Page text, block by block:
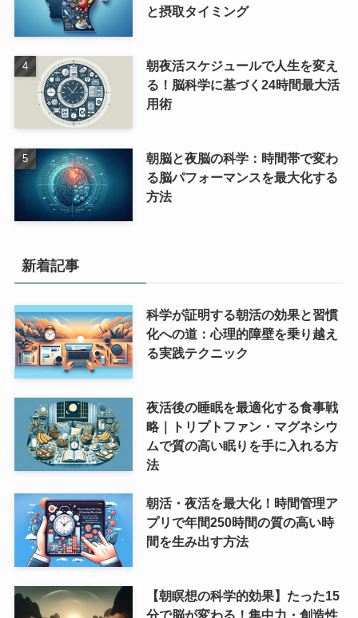
と摂取タイミング
朝夜活スケジュールで人生を変え
る！脳科学に基づく24時間最大活
用術
朝脳と夜脳の科学：時間帯で変わ
る脳パフォーマンスを最大化する
方法
新着記事
科学が証明する朝活の効果と習慣
化への道：心理的障壁を乗り越え
る実践テクニック
夜活後の睡眠を最適化する食事戦
略｜トリプトファン・マグネシウ
ムで質の高い眠りを手に入れる方
法
朝活・夜活を最大化！時間管理ア
プリで年間250時間の質の高い時
間を生み出す方法
【朝瞑想の科学的効果】たった15
分で脳が変わる！集中力・創造性